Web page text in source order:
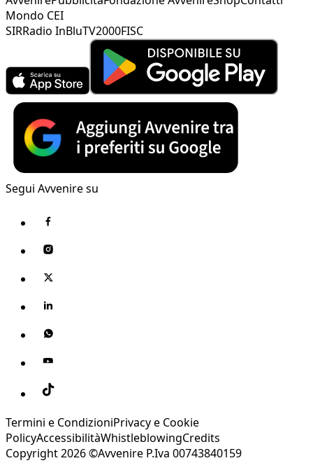
Mondo CEI
SIRRadio InBluTV2000FISC
Segui Avvenire su
Termini e CondizioniPrivacy e Cookie
PolicyAccessibilitàWhistleblowingCredits
Copyright 2026 ©Avvenire P.Iva 00743840159